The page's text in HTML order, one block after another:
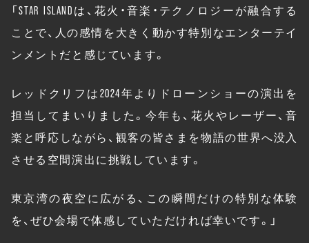
「STAR ISLANDは、花火・音楽・テクノロジーが融合する
ことで、人の感情を大きく動かす特別なエンターテイ
ンメントだと感じています。
レッドクリフは2024年よりドローンショーの演出を
担当してまいりました。今年も、花火やレーザー、音
楽と呼応しながら、観客の皆さまを物語の世界へ没入
させる空間演出に挑戦しています。
東京湾の夜空に広がる、この瞬間だけの特別な体験
を、ぜひ会場で体感していただければ幸いです。」